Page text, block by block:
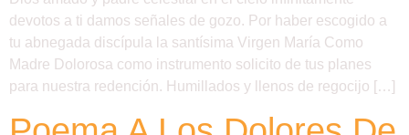
devotos a ti damos señales de gozo. Por haber escogido a
tu abnegada discípula la santísima Virgen María Como
Madre Dolorosa como instrumento solicito de tus planes
para nuestra redención. Humillados y llenos de regocijo […]